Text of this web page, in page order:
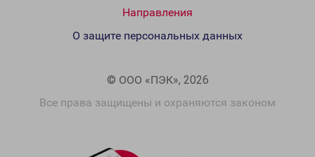
Направления
© ООО «ПЭК», 2026
Все права защищены и охраняются законом
О защите персональных данных